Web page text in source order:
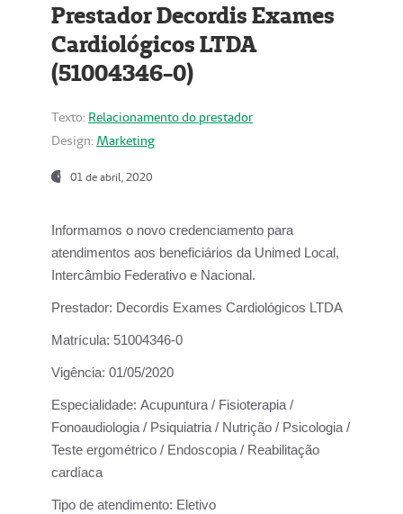
Prestador Decordis Exames
Cardiológicos LTDA
(51004346-0)
Texto: Relacionamento do prestador
Design: Marketing
01 de abril, 2020
Informamos o novo credenciamento para
atendimentos aos beneficiários da Unimed Local,
Intercâmbio Federativo e Nacional.
Prestador: Decordis Exames Cardiológicos LTDA
Matrícula: 51004346-0
Vigência: 01/05/2020
Especialidade: Acupuntura / Fisioterapia /
Fonoaudiologia / Psiquiatria / Nutrição / Psicologia /
Teste ergométrico / Endoscopia / Reabilitação
cardíaca
Tipo de atendimento: Eletivo